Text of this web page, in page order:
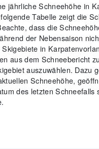
jährliche Schneehöhe in
Tabelle zeigt die
dass die
der Nebensaison
in
aus dem Schneebericht
auszuwählen. Dazu
Schneehöhe,
des letzten Schneefalls